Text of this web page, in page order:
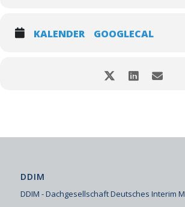
KALENDER GOOGLECAL
DDIM
DDIM - Dachgesellschaft Deutsches Interim